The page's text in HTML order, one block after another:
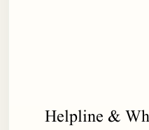
Helpline &